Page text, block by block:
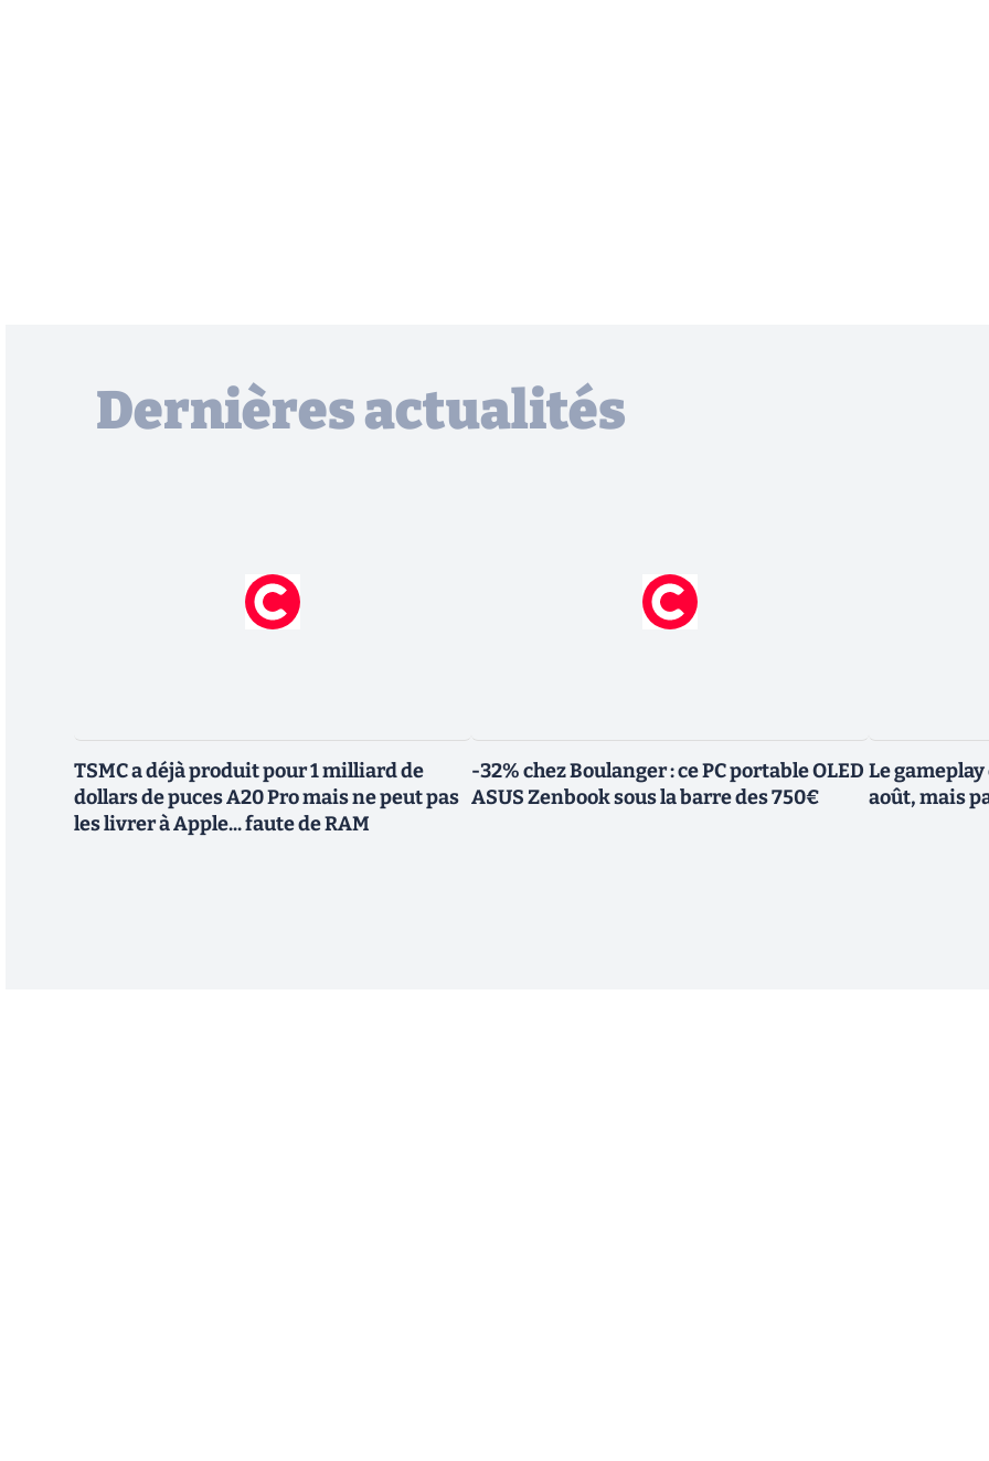
Dernières actualités
TSMC a déjà produit pour 1 milliard de
dollars de puces A20 Pro mais ne peut pas
les livrer à Apple... faute de RAM
-32% chez Boulanger : ce PC portable OLED
ASUS Zenbook sous la barre des 750€
Le gameplay
août, mais